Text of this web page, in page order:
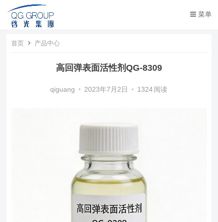
菜单
首页 产品中心
高回弹表面活性剂QG-8309
qiguang • 2023年7月2日 • 1324 阅读